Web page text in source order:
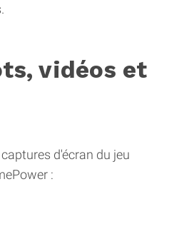
vidéos et
d'écran du jeu
: